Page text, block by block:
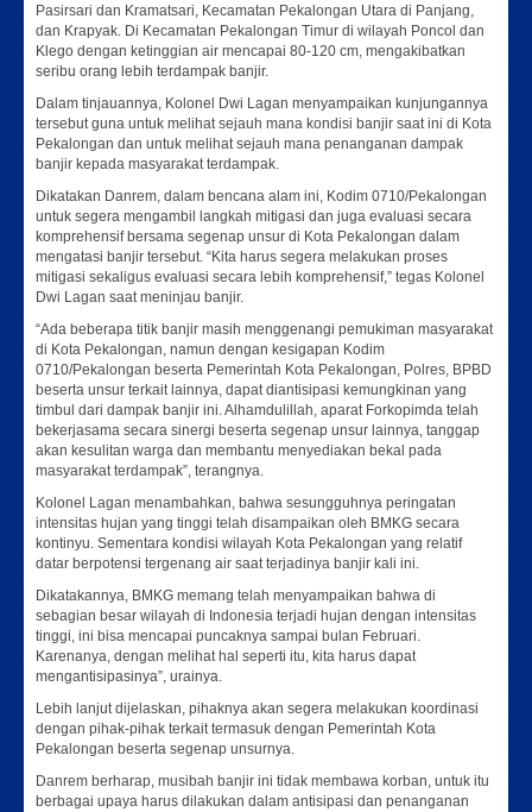
Pasirsari dan Kramatsari, Kecamatan Pekalongan Utara di Panjang,
dan Krapyak. Di Kecamatan Pekalongan Timur di wilayah Poncol dan
Klego dengan ketinggian air mencapai 80-120 cm, mengakibatkan
seribu orang lebih terdampak banjir.
Dalam tinjauannya, Kolonel Dwi Lagan menyampaikan kunjungannya
tersebut guna untuk melihat sejauh mana kondisi banjir saat ini di Kota
Pekalongan dan untuk melihat sejauh mana penanganan dampak
banjir kepada masyarakat terdampak.
Dikatakan Danrem, dalam bencana alam ini, Kodim 0710/Pekalongan
untuk segera mengambil langkah mitigasi dan juga evaluasi secara
komprehensif bersama segenap unsur di Kota Pekalongan dalam
mengatasi banjir tersebut. “Kita harus segera melakukan proses
mitigasi sekaligus evaluasi secara lebih komprehensif,” tegas Kolonel
Dwi Lagan saat meninjau banjir.
“Ada beberapa titik banjir masih menggenangi pemukiman masyarakat
di Kota Pekalongan, namun dengan kesigapan Kodim
0710/Pekalongan beserta Pemerintah Kota Pekalongan, Polres, BPBD
beserta unsur terkait lainnya, dapat diantisipasi kemungkinan yang
timbul dari dampak banjir ini. Alhamdulillah, aparat Forkopimda telah
bekerjasama secara sinergi beserta segenap unsur lainnya, tanggap
akan kesulitan warga dan membantu menyediakan bekal pada
masyarakat terdampak”, terangnya.
Kolonel Lagan menambahkan, bahwa sesungguhnya peringatan
intensitas hujan yang tinggi telah disampaikan oleh BMKG secara
kontinyu. Sementara kondisi wilayah Kota Pekalongan yang relatif
datar berpotensi tergenang air saat terjadinya banjir kali ini.
Dikatakannya, BMKG memang telah menyampaikan bahwa di
sebagian besar wilayah di Indonesia terjadi hujan dengan intensitas
tinggi, ini bisa mencapai puncaknya sampai bulan Februari.
Karenanya, dengan melihat hal seperti itu, kita harus dapat
mengantisipasinya”, urainya.
Lebih lanjut dijelaskan, pihaknya akan segera melakukan koordinasi
dengan pihak-pihak terkait termasuk dengan Pemerintah Kota
Pekalongan beserta segenap unsurnya.
Danrem berharap, musibah banjir ini tidak membawa korban, untuk itu
berbagai upaya harus dilakukan dalam antisipasi dan penanganan